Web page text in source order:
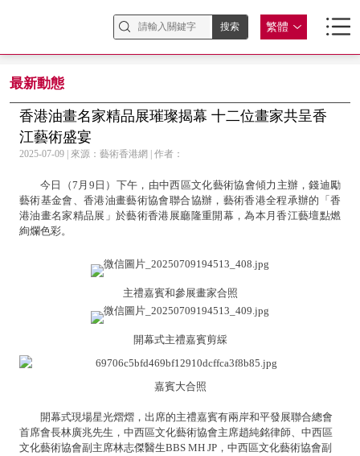
繁體
最新動態
香港油畫名家精品展璀璨揭幕 十二位畫家共呈香
江藝術盛宴
2025-07-09 | 來源：藝術香港網 | 作者：
今日（7月9日）下午，由中西區文化藝術協會傾力主辦，錢迪勵
藝術基金會、香港油畫藝術協會聯合協辦，藝術香港全程承辦的「香
港油畫名家精品展」於藝術香港展廳隆重開幕，為本月香江藝壇點燃
絢爛色彩。
主禮嘉賓和參展畫家合照
開幕式主禮嘉賓剪綵
嘉賓大合照
開幕式現場星光熠熠，出席的主禮嘉賓有兩岸和平發展聯合總會
首席會長林廣兆先生，中西區文化藝術協會主席趙純銘律師、中西區
文化藝術協會副主席林志傑醫生BBS MH JP，中西區文化藝術協會副